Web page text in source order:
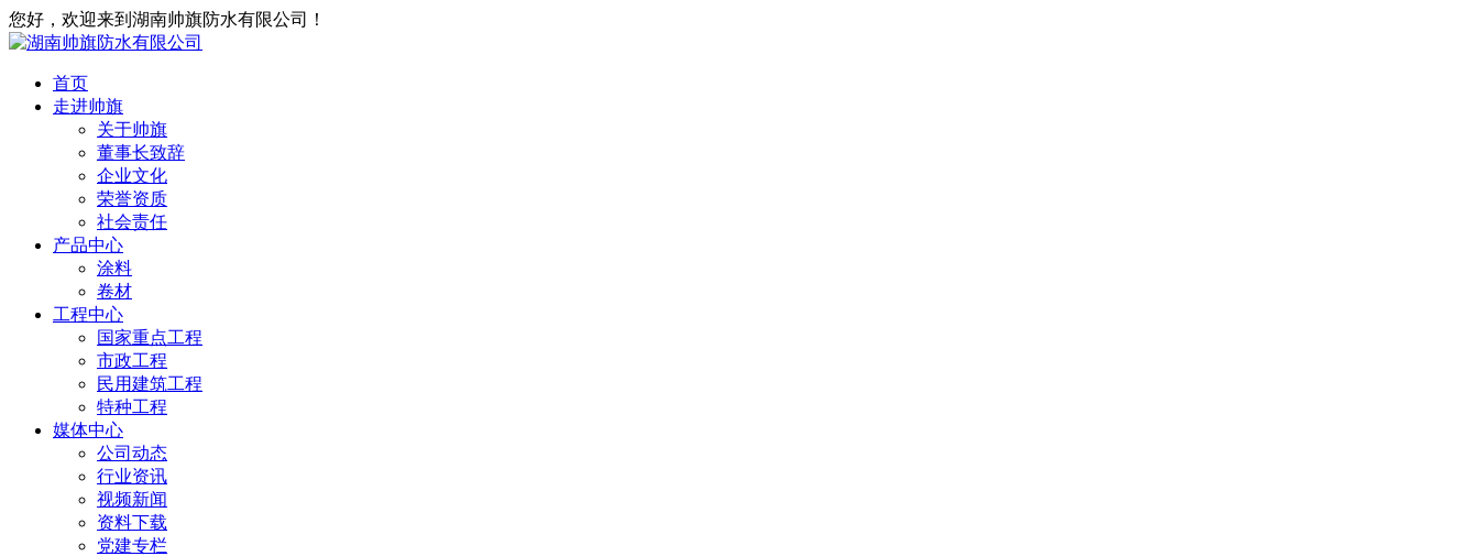
您好，欢迎来到湖南帅旗防水有限公司！
首页
走进帅旗
关于帅旗
董事长致辞
企业文化
荣誉资质
社会责任
产品中心
涂料
卷材
工程中心
国家重点工程
市政工程
民用建筑工程
特种工程
媒体中心
公司动态
行业资讯
视频新闻
资料下载
党建专栏